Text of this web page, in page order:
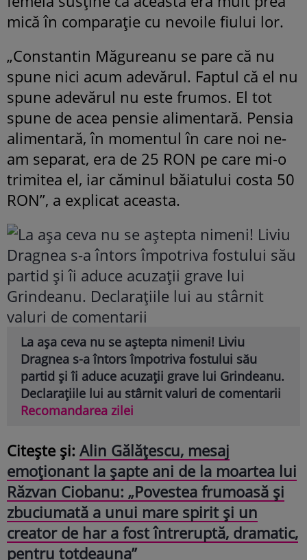
mică în comparație cu nevoile fiului lor.
„Constantin Măgureanu se pare că nu
spune nici acum adevărul. Faptul că el nu
spune adevărul nu este frumos. El tot
spune de acea pensie alimentară. Pensia
alimentară, în momentul în care noi ne-
am separat, era de 25 RON pe care mi-o
trimitea el, iar căminul băiatului costa 50
RON”, a explicat aceasta.
La așa ceva nu se aștepta nimeni! Liviu
Dragnea s-a întors împotriva fostului său
partid și îi aduce acuzații grave lui Grindeanu.
Declarațiile lui au stârnit valuri de comentarii
Recomandarea zilei
Citește și: Alin Gălățescu, mesaj
emoționant la șapte ani de la moartea lui
Răzvan Ciobanu: „Povestea frumoasă și
zbuciumată a unui mare spirit și un
creator de har a fost întreruptă, dramatic,
pentru totdeauna”